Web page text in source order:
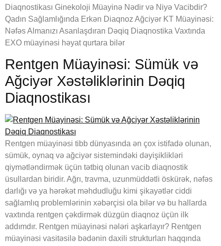
Diaqnostikası Ginekoloji Müayinə Nədir və Niyə Vacibdir?
Qadın Sağlamlığında Erkən Diaqnoz Ağciyər KT Müayinəsi:
Nəfəs Almanızı Asanlaşdıran Dəqiq Diaqnostika Vaxtında
EXO müayinəsi həyat qurtara bilər
Rentgen Müayinəsi: Sümük və
Ağciyər Xəstəliklərinin Dəqiq
Diaqnostikası
Rentgen müayinəsi tibb dünyasında ən çox istifadə olunan,
sümük, oynaq və ağciyər sistemindəki dəyişiklikləri
qiymətləndirmək üçün tətbiq olunan vacib diaqnostik
üsullardan biridir. Ağrı, travma, uzunmüddətli öskürək, nəfəs
darlığı və ya hərəkət məhdudluğu kimi şikayətlər ciddi
sağlamlıq problemlərinin xəbərçisi ola bilər və bu hallarda
vaxtında rentgen çəkdirmək düzgün diaqnoz üçün ilk
addımdır. Rentgen müayinəsi nələri aşkarlayır? Rentgen
müayinəsi vasitəsilə bədənin daxili strukturları haqqında